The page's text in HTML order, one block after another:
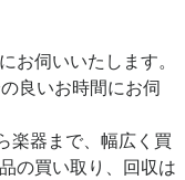
お伺いいたします。
良いお時間にお伺
楽器まで、幅広く買
の買い取り、回収は